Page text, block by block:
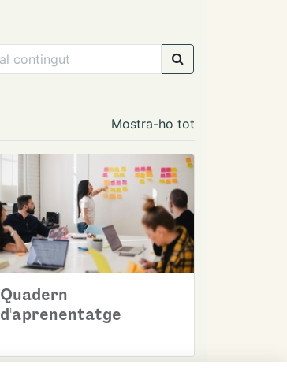
Mostra-ho tot
Quadern
d'aprenentatge